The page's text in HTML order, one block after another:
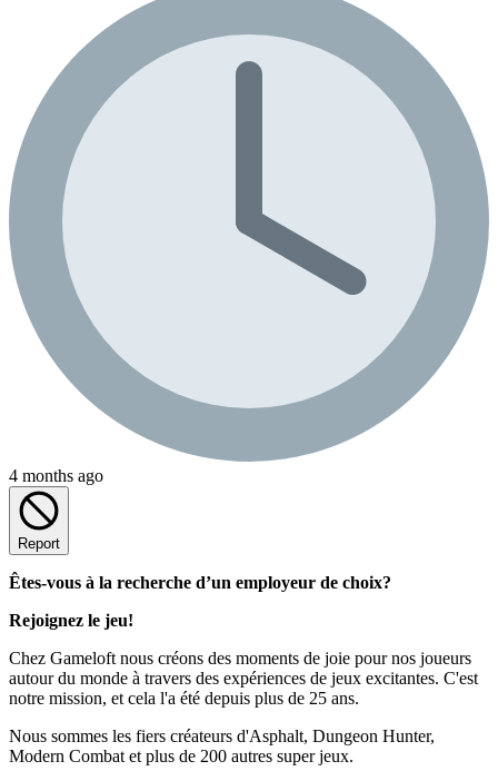
4 months ago
Report
Êtes-vous à la recherche d’un employeur de choix?
Rejoignez le jeu!
Chez Gameloft nous créons des moments de joie pour nos joueurs
autour du monde à travers des expériences de jeux excitantes. C'est
notre mission, et cela l'a été depuis plus de 25 ans.
Nous sommes les fiers créateurs d'Asphalt, Dungeon Hunter,
Modern Combat et plus de 200 autres super jeux.